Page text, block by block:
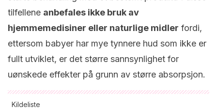
tilfellene anbefales ikke bruk av
hjemmemedisiner eller naturlige midler fordi,
ettersom babyer har mye tynnere hud som ikke er
fullt utviklet, er det større sannsynlighet for
uønskede effekter på grunn av større absorpsjon.
Kildeliste